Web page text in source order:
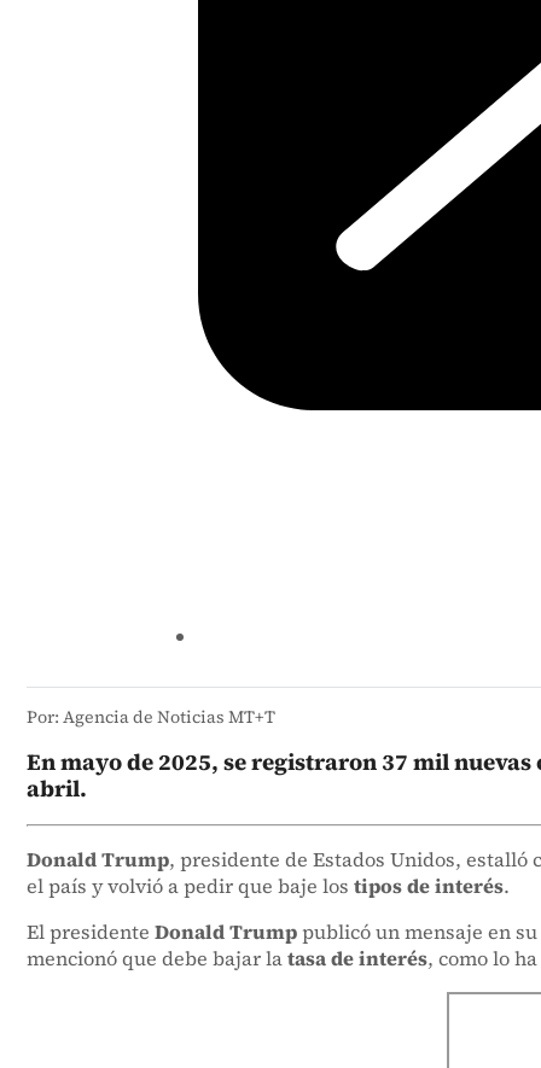
Por: Agencia de Noticias MT+T
En mayo de 2025, se registraron 37 mil
abril.
Donald Trump, presidente de Estados Unidos, estalló
el país y volvió a pedir que baje los tipos de interés.
El presidente Donald Trumppublicó un mensaje en
mencionó que debe bajar latasa de interés, como lo